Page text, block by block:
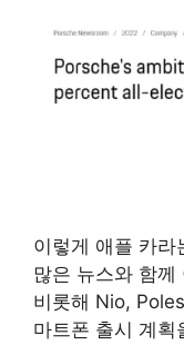
이렇게 애플 카라
많은 뉴스와 함
비롯해 Nio,
마트폰 출시 계